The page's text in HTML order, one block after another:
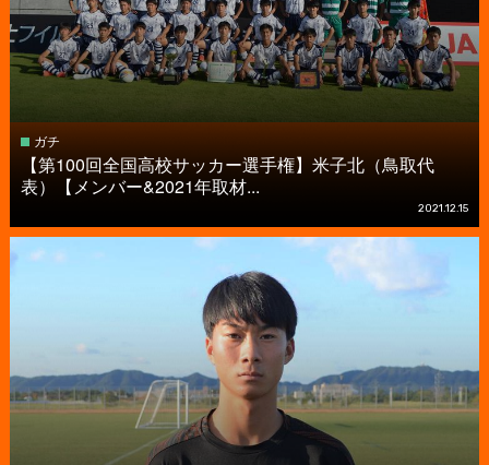
ガチ
【第100回全国高校サッカー選手権】米子北（鳥取代
表）【メンバー&2021年取材...
2021.12.15